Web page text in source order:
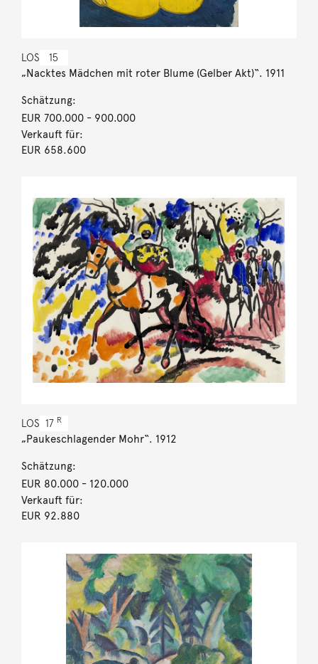
LOS 15
„Nacktes Mädchen mit roter Blume (Gelber Akt)“. 1911
Schätzung:
EUR 700.000- 900.000
Verkauft für:
EUR 658.600
LOS 17 R
„Paukeschlagender Mohr“. 1912
Schätzung:
EUR 80.000- 120.000
Verkauft für:
EUR 92.880